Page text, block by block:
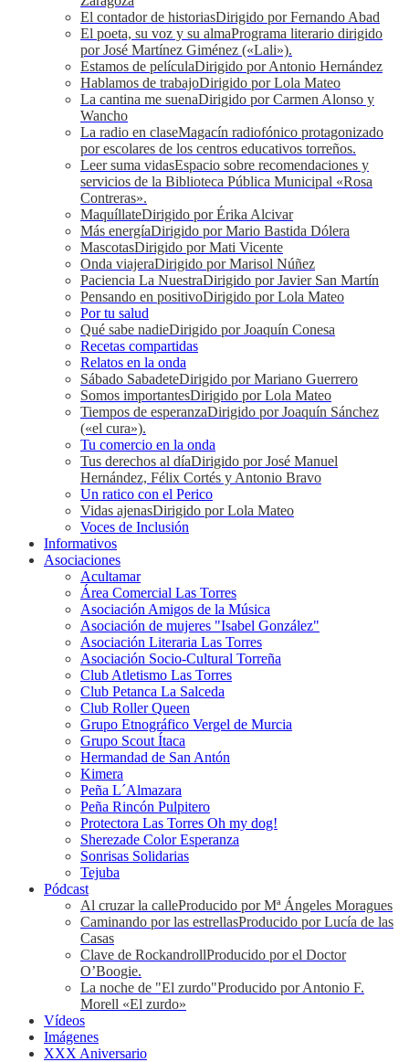
El contador de historiasDirigido por Fernando Abad
El poeta, su voz y su almaPrograma literario dirigido
por José Martínez Giménez («Lali»).
Estamos de películaDirigido por Antonio Hernández
Hablamos de trabajoDirigido por Lola Mateo
La cantina me suenaDirigido por Carmen Alonso y
Wancho
La radio en claseMagacín radiofónico protagonizado
por escolares de los centros educativos torreños.
Leer suma vidasEspacio sobre recomendaciones y
servicios de la Biblioteca Pública Municipal «Rosa
Contreras».
MaquíllateDirigido por Érika Alcivar
Más energíaDirigido por Mario Bastida Dólera
MascotasDirigido por Mati Vicente
Onda viajeraDirigido por Marisol Núñez
Paciencia La NuestraDirigido por Javier San Martín
Pensando en positivoDirigido por Lola Mateo
Por tu salud
Qué sabe nadieDirigido por Joaquín Conesa
Recetas compartidas
Relatos en la onda
Sábado SabadeteDirigido por Mariano Guerrero
Somos importantesDirigido por Lola Mateo
Tiempos de esperanzaDirigido por Joaquín Sánchez
(«el cura»).
Tu comercio en la onda
Tus derechos al díaDirigido por José Manuel
Hernández, Félix Cortés y Antonio Bravo
Un ratico con el Perico
Vidas ajenasDirigido por Lola Mateo
Voces de Inclusión
Informativos
Asociaciones
Acultamar
Área Comercial Las Torres
Asociación Amigos de la Música
Asociación de mujeres "Isabel González"
Asociación Literaria Las Torres
Asociación Socio-Cultural Torreña
Club Atletismo Las Torres
Club Petanca La Salceda
Club Roller Queen
Grupo Etnográfico Vergel de Murcia
Grupo Scout Ítaca
Hermandad de San Antón
Kimera
Peña L´Almazara
Peña Rincón Pulpitero
Protectora Las Torres Oh my dog!
Sherezade Color Esperanza
Sonrisas Solidarias
Tejuba
Pódcast
Al cruzar la calleProducido por Mª Ángeles Moragues
Caminando por las estrellasProducido por Lucía de las
Casas
Clave de RockandrollProducido por el Doctor
O’Boogie.
La noche de "El zurdo"Producido por Antonio F.
Morell «El zurdo»
Vídeos
Imágenes
XXX Aniversario